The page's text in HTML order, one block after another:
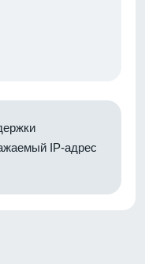
IP-адрес